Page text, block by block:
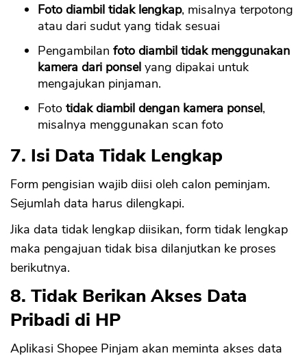
Foto diambil tidak lengkap, misalnya terpotong
atau dari sudut yang tidak sesuai
Pengambilan foto diambil tidak menggunakan
kamera dari ponsel yang dipakai untuk
mengajukan pinjaman.
Foto tidak diambil dengan kamera ponsel,
misalnya menggunakan scan foto
7. Isi Data Tidak Lengkap
Form pengisian wajib diisi oleh calon peminjam.
Sejumlah data harus dilengkapi.
Jika data tidak lengkap diisikan, form tidak lengkap
maka pengajuan tidak bisa dilanjutkan ke proses
berikutnya.
8. Tidak Berikan Akses Data
Pribadi di HP
Aplikasi Shopee Pinjam akan meminta akses data